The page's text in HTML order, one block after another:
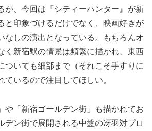
が、今回は『シティーハンター』が新
と印象づけるだけでなく、映画好きが
なしの演出となっている。もちろんオ
く新宿駅の情景は頻繁に描かれ、東西
ついても細部まで（それこそ手すりに
ているので注目してほしい。
や「新宿ゴールデン街」も描かれてお
デン街で展開される中盤の冴羽対プロ